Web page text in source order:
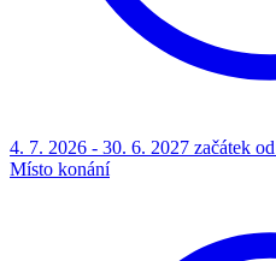
4. 7. 2026 - 30. 6. 2027 začátek
Místo konání